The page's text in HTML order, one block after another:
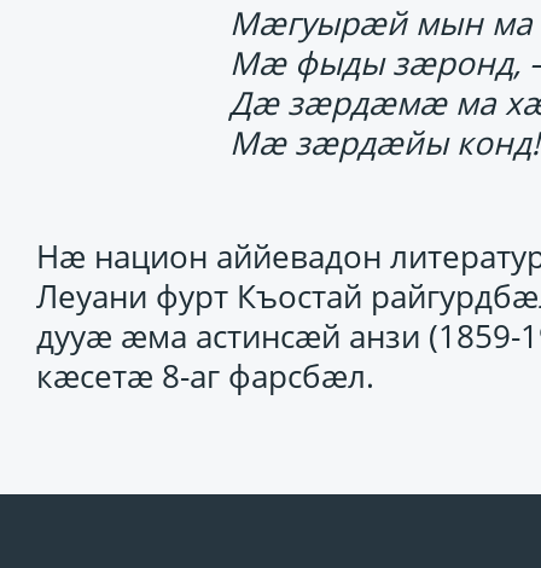
Мӕгуырӕй мын ма
Мӕ фыды зӕронд,
Дӕ зӕрдӕмӕ ма
Мӕ зӕрдӕйы
Нӕ национ аййевадон
Леуани фурт Къостай
дууӕ ӕма астинсӕй анзи
кӕсетӕ 8-аг фарсбӕл.